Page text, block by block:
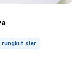
rungkut sier